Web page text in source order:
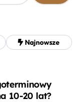
Najnowsze
10-20 lat?